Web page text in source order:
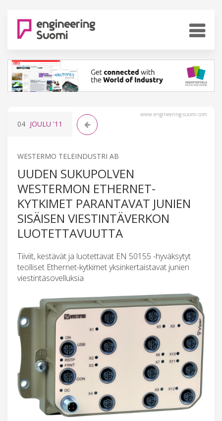
www.engineering-suomi.com
04 JOULU '11
WESTERMO TELEINDUSTRI AB
UUDEN SUKUPOLVEN
WESTERMON ETHERNET-
KYTKIMET PARANTAVAT JUNIEN
SISÄISEN VIESTINTÄVERKON
LUOTETTAVUUTTA
Tiiviit, kestävät ja luotettavat EN 50155 -hyväksytyt
teolliset Ethernet-kytkimet yksinkertaistavat junien
viestintäsovelluksia